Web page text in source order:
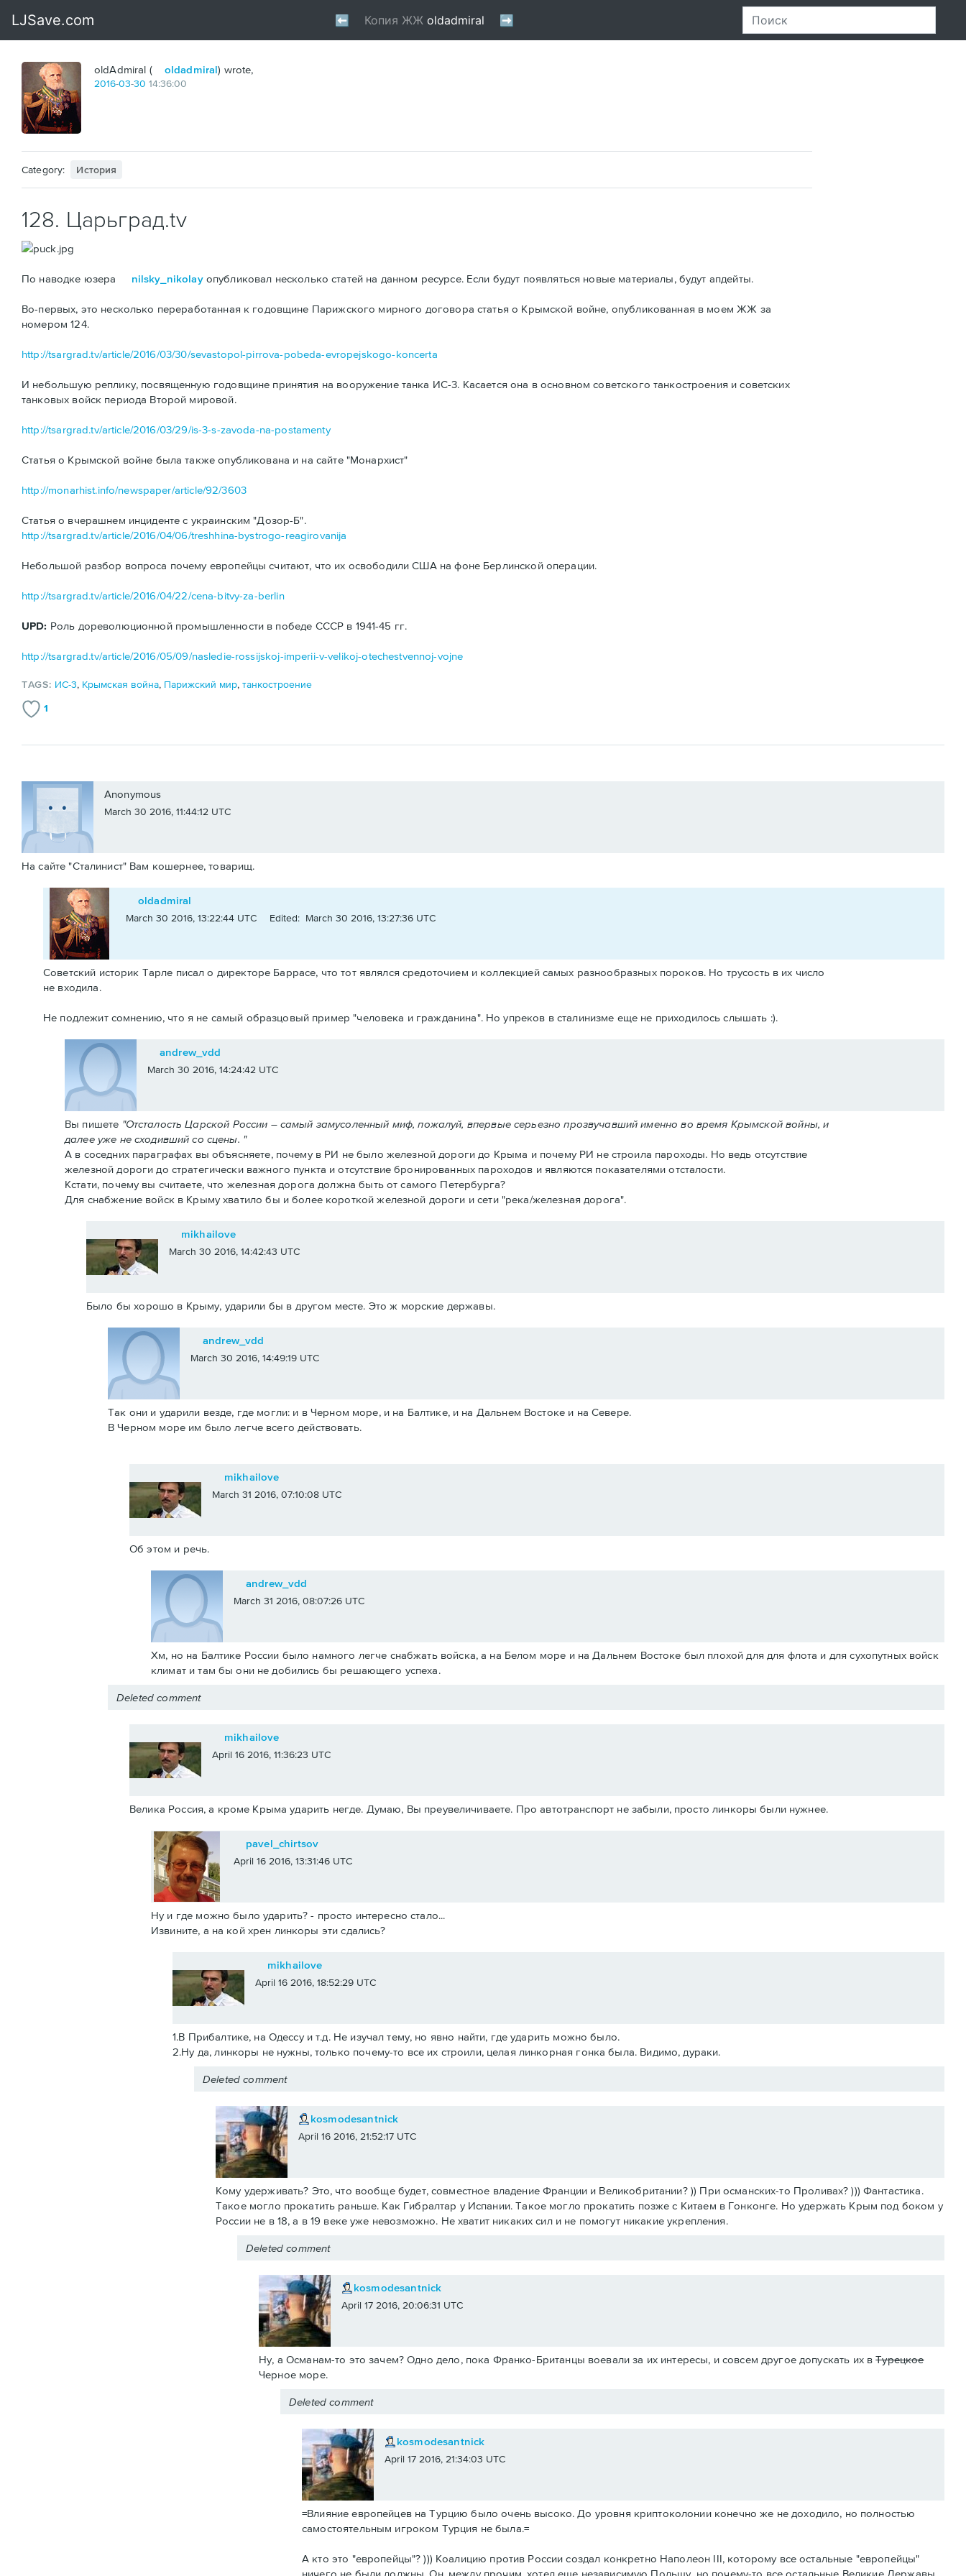
oldAdmiral ( oldadmiral) wrote,
2016-03-30 14:36:00
Category: История
128. Царьград.tv
По наводке юзера nilsky_nikolayопубликовал несколько статей на данном ресурсе. Если будут появляться новые материалы, будут апдейты.
Во-первых, это несколько переработанная к годовщине Парижского мирного договора статья о Крымской войне, опубликованная в моем ЖЖ за
номером 124.
http://tsargrad.tv/article/2016/03/30/sevastopol-pirrova-pobeda-evropejskogo-koncerta
И небольшую реплику, посвященную годовщине принятия на вооружение танка ИС-3. Касается она в основном советского танкостроения и советских
танковых войск периода Второй мировой.
http://tsargrad.tv/article/2016/03/29/is-3-s-zavoda-na-postamenty
Статья о Крымской войне была также опубликована и на сайте "Монархист"
http://monarhist.info/newspaper/article/92/3603
Статья о вчерашнем инциденте с украинским "Дозор-Б".
http://tsargrad.tv/article/2016/04/06/treshhina-bystrogo-reagirovanija
Небольшой разбор вопроса почему европейцы считают, что их освободили США на фоне Берлинской операции.
http://tsargrad.tv/article/2016/04/22/cena-bitvy-za-berlin
UPD: Роль дореволюционной промышленности в победе СССР в 1941-45 гг.
http://tsargrad.tv/article/2016/05/09/nasledie-rossijskoj-imperii-v-velikoj-otechestvennoj-vojne
TAGS: ИС-3, Крымская война, Парижский мир,танкостроение
1
Anonymous
March 30 2016, 11:44:12 UTC
На сайте "Сталинист" Вам кошернее, товарищ.
oldadmiral
March 30 2016, 13:22:44 UTC Edited: March 30 2016, 13:27:36 UTC
Советский историк Тарле писал о директоре Баррасе, что тот являлся средоточием и коллекцией самых разнообразных пороков. Но трусость в их число
не входила.
Не подлежит сомнению, что я не самый образцовый пример "человека и гражданина". Но упреков в сталинизме еще не приходилось слышать :).
andrew_vdd
March 30 2016, 14:24:42 UTC
Вы пишете "Отсталость Царской России – самый замусоленный миф, пожалуй, впервые серьезно прозвучавший именно во время Крымской войны, и
далее уже не сходивший со сцены. "
А в соседних параграфах вы объясняете, почему в РИ не было железной дороги до Крыма и почему РИ не строила пароходы. Но ведь отсутствие
железной дороги до стратегически важного пункта и отсутствие бронированных пароходов и являются показателями отсталости.
Кстати, почему вы считаете, что железная дорога должна быть от самого Петербурга?
Для снабжение войск в Крыму хватило бы и более короткой железной дороги и сети "река/железная дорога".
mikhailove
March 30 2016, 14:42:43 UTC
Было бы хорошо в Крыму, ударили бы в другом месте. Это ж морские державы.
andrew_vdd
March 30 2016, 14:49:19 UTC
Так они и ударили везде, где могли: и в Черном море, и на Балтике, и на Дальнем Востоке и на Севере.
В Черном море им было легче всего действовать.
mikhailove
March 31 2016, 07:10:08 UTC
Об этом и речь.
andrew_vdd
March 31 2016, 08:07:26 UTC
Хм, но на Балтике России было намного легче снабжать войска, а на Белом море и на Дальнем Востоке был плохой для для флота и для сухопутных войск
климат и там бы они не добились бы решающего успеха.
Deleted comment
mikhailove
April 16 2016, 11:36:23 UTC
Велика Россия, а кроме Крыма ударить негде. Думаю, Вы преувеличиваете. Про автотранспорт не забыли, просто линкоры были нужнее.
pavel_chirtsov
April 16 2016, 13:31:46 UTC
Ну и где можно было ударить? - просто интересно стало...
Извините, а на кой хрен линкоры эти сдались?
mikhailove
April 16 2016, 18:52:29 UTC
1.В Прибалтике, на Одессу и т.д. Не изучал тему, но явно найти, где ударить можно было.
2.Ну да, линкоры не нужны, только почему-то все их строили, целая линкорная гонка была. Видимо, дураки.
Deleted comment
kosmodesantnick
April 16 2016, 21:52:17 UTC
Кому удерживать? Это, что вообще будет, совместное владение Франции и Великобритании? )) При османских-то Проливах? ))) Фантастика.
Такое могло прокатить раньше. Как Гибралтар у Испании. Такое могло прокатить позже с Китаем в Гонконге. Но удержать Крым под боком у
России не в 18, а в 19 веке уже невозможно. Не хватит никаких сил и не помогут никакие укрепления.
Deleted comment
kosmodesantnick
April 17 2016, 20:06:31 UTC
Ну, а Османам-то это зачем? Одно дело, пока Франко-Британцы воевали за их интересы, и совсем другое допускать их вТурецкое
Черное море.
Deleted comment
kosmodesantnick
April 17 2016, 21:34:03 UTC
=Влияние европейцев на Турцию было очень высоко. До уровня криптоколонии конечно же не доходило, но полностью
самостоятельным игроком Турция не была.=
А кто это "европейцы"? ))) Коалицию против России создал конкретно Наполеон III, которому все остальные "европейцы"